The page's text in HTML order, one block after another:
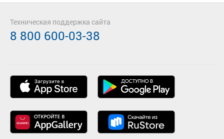
Техническая поддержка сайта
8 800 600-03-38